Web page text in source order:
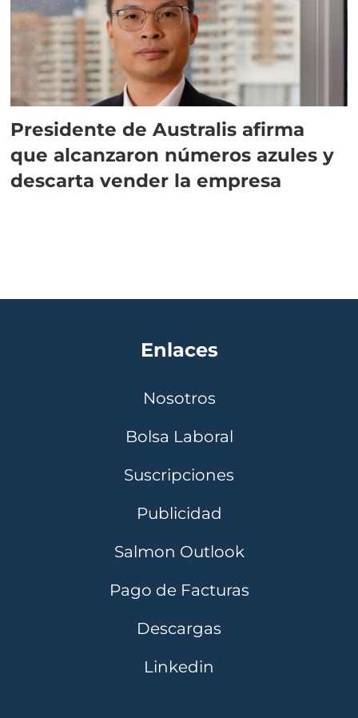
Presidente de Australis afirma
que alcanzaron números azules y
descarta vender la empresa
Enlaces
Nosotros
Bolsa Laboral
Suscripciones
Publicidad
Salmon Outlook
Pago de Facturas
Descargas
Linkedin